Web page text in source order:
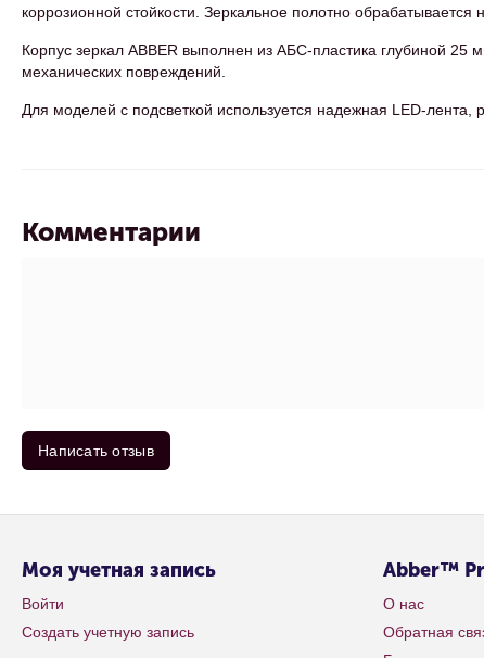
коррозионной стойкости. Зеркальное полотно
Корпус зеркал ABBER выполнен из АБС-пластика глубиной 25
механических повреждений.
Для моделей с подсветкой используется надежная LED-
Комментарии
Написать отзыв
Моя учетная запись
Войти
Создать учетную запись
Abber™
О нас
Обратная